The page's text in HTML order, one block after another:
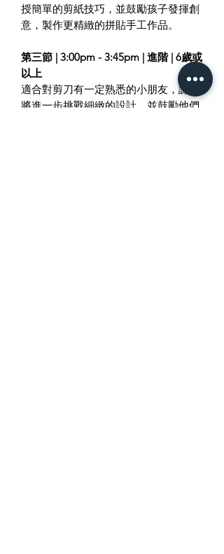
授簡單的剪紙技巧，並鼓勵孩子發揮創
意，製作更精緻的拼貼手工作品。
第三節 | 3:00pm - 3:45pm | 進階 | 6歲或
以上
適合對剪刀有一定熟悉的小朋友，課堂
將進一步挑戰細緻的設計，並鼓勵他們